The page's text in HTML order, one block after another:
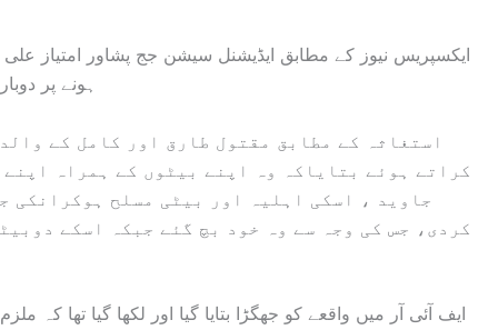
ایکسپریس نیوز کے مطابق ایڈیشنل سیشن جج پشاور امتیاز
ہونے پر
استغاثہ کے مطابق مقتول طارق اور کامل کے
کراتے ہوئے بتایاکہ وہ اپنے بیٹوں کے ہمراہ
جاوید ، اسکی اہلیہ اور بیٹی مسلح ہوکرانکی
کردی، جس کی وجہ سے وہ خود بچ گئے جبکہ اسکے
ایف آئی آر میں واقعے کو جھگڑا بتایا گیا اور لکھا گیا تھا